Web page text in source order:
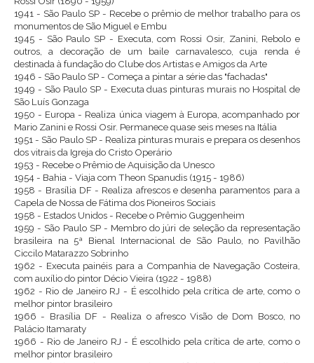
1941 - São Paulo SP - Recebe o prêmio de melhor trabalho para os
monumentos de São Miguel e Embu
1945 - São Paulo SP - Executa, com Rossi Osir, Zanini, Rebolo e
outros, a decoração de um baile carnavalesco, cuja renda é
destinada à fundação do Clube dos Artistas e Amigos da Arte
1946 - São Paulo SP - Começa a pintar a série das "fachadas"
1949 - São Paulo SP - Executa duas pinturas murais no Hospital de
São Luís Gonzaga
1950 - Europa - Realiza única viagem à Europa, acompanhado por
Mario Zanini e Rossi Osir. Permanece quase seis meses na Itália
1951 - São Paulo SP - Realiza pinturas murais e prepara os desenhos
dos vitrais da Igreja do Cristo Operário
1953 - Recebe o Prêmio de Aquisição da Unesco
1954 - Bahia - Viaja com Theon Spanudis (1915 - 1986)
1958 - Brasília DF - Realiza afrescos e desenha paramentos para a
Capela de Nossa de Fátima dos Pioneiros Sociais
1958 - Estados Unidos - Recebe o Prêmio Guggenheim
1959 - São Paulo SP - Membro do júri de seleção da representação
brasileira na 5ª Bienal Internacional de São Paulo, no Pavilhão
Ciccilo Matarazzo Sobrinho
1962 - Executa painéis para a Companhia de Navegação Costeira,
com auxílio do pintor Décio Vieira (1922 - 1988)
1962 - Rio de Janeiro RJ - É escolhido pela crítica de arte, como o
melhor pintor brasileiro
1966 - Brasília DF - Realiza o afresco Visão de Dom Bosco, no
Palácio Itamaraty
1966 - Rio de Janeiro RJ - É escolhido pela crítica de arte, como o
melhor pintor brasileiro